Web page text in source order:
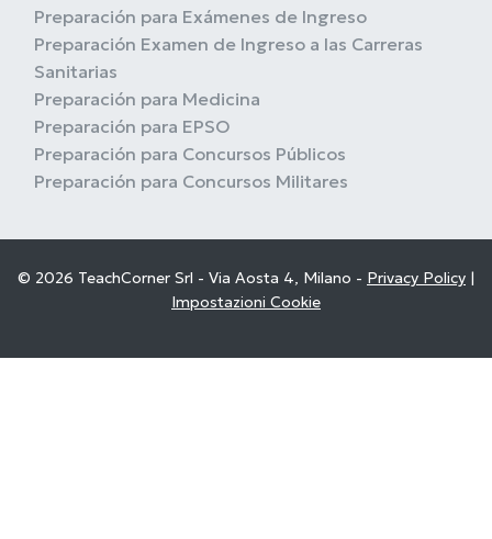
Preparación para Exámenes de Ingreso
Preparación Examen de Ingreso a las Carreras
Sanitarias
Preparación para Medicina
Preparación para EPSO
Preparación para Concursos Públicos
Preparación para Concursos Militares
© 2026 TeachCorner Srl - Via Aosta 4, Milano - Privacy Policy |
Impostazioni Cookie